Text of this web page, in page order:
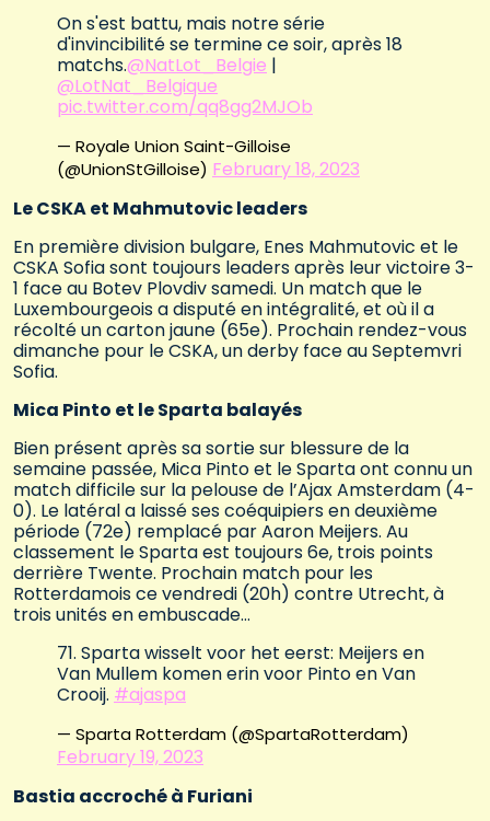
On s'est battu, mais notre série
d'invincibilité se termine ce soir, après 18
matchs.@NatLot_Belgie |
@LotNat_Belgique
pic.twitter.com/qq8gg2MJOb
— Royale Union Saint-Gilloise
(@UnionStGilloise) February 18, 2023
Le CSKA et Mahmutovic leaders
En première division bulgare, Enes Mahmutovic et le
CSKA Sofia sont toujours leaders après leur victoire 3-
1 face au Botev Plovdiv samedi. Un match que le
Luxembourgeois a disputé en intégralité, et où il a
récolté un carton jaune (65e). Prochain rendez-vous
dimanche pour le CSKA, un derby face au Septemvri
Sofia.
Mica Pinto et le Sparta balayés
Bien présent après sa sortie sur blessure de la
semaine passée, Mica Pinto et le Sparta ont connu un
match difficile sur la pelouse de l’Ajax Amsterdam (4-
0). Le latéral a laissé ses coéquipiers en deuxième
période (72e) remplacé par Aaron Meijers. Au
classement le Sparta est toujours 6e, trois points
derrière Twente. Prochain match pour les
Rotterdamois ce vendredi (20h) contre Utrecht, à
trois unités en embuscade…
71. Sparta wisselt voor het eerst: Meijers en
Van Mullem komen erin voor Pinto en Van
Crooij. #ajaspa
— Sparta Rotterdam (@SpartaRotterdam)
February 19, 2023
Bastia accroché à Furiani